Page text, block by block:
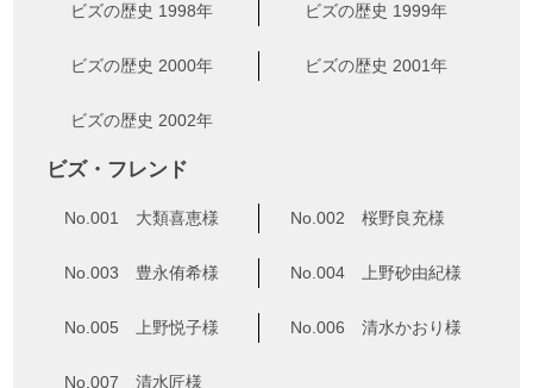
ビズの歴史 1998年 ビズの歴史 1999年
ビズの歴史 2000年 ビズの歴史 2001年
ビズの歴史 2002年
ビズ・フレンド
No.001 大類喜恵様 No.002 桜野良充様
No.003 豊永侑希様 No.004 上野砂由紀様
No.005 上野悦子様 No.006 清水かおり様
No.007 清水匠様